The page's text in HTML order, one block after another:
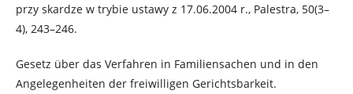
przy skardze w trybie ustawy z 17.06.2004 r., Palestra, 50(3–
4), 243–246.
Gesetz über das Verfahren in Familiensachen und in den
Angelegenheiten der freiwilligen Gerichtsbarkeit.